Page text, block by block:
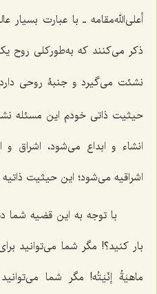
أعلى‌الله‌مقامه ـ با عبارت
ذکر مى‌کنند که به‌طورکلی روح
نشئت مى‌گیرد و جنبۀ روحی
حیثیت ذاتى خودم این مسئله
انشاء و ابداع مى‌شود، اشراق
اشراقیه مى‌شود؛ این حیثیت
با توجه به این قضیه شما
بار کنید؟! مگر شما مى‌توانید
ماهیَةُ إنّیَتُه!مگر شما